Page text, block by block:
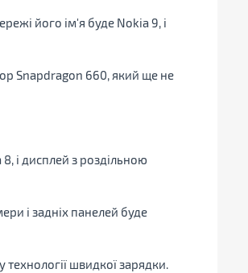
його ім'я буде Nokia 9, і
Snapdragon 660, який ще не
і дисплей з роздільною
і задніх панелей буде
технології швидкої зарядки.